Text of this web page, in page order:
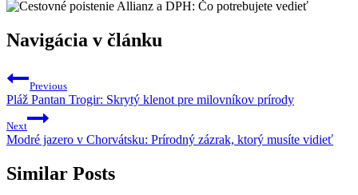
Navigácia v článku
Previous
Pláž Pantan Trogir: Skrytý klenot pre milovníkov prírody
Next
Modré jazero v Chorvátsku: Prírodný zázrak, ktorý musíte vidieť
Similar Posts